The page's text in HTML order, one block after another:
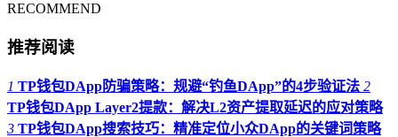
RECOMMEND
推荐阅读
1 TP钱包DApp防骗策略：规避“钓鱼DApp”的4步验证法 2
TP钱包DApp Layer2提款：解决L2资产提取延迟的应对策略
3 TP钱包DApp搜索技巧：精准定位小众DApp的关键词策略